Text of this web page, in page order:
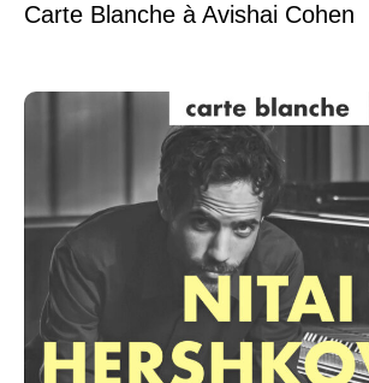
Carte Blanche à Avishai Cohen